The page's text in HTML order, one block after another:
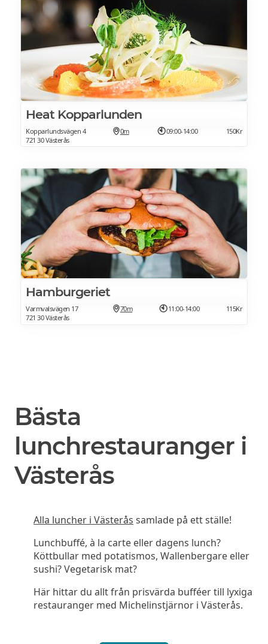
Heat Kopparlunden
Kopparlundsvägen 4
721 30 Västerås
0m 09:00-14:00 150Kr
Hamburgeriet
Varmvalsvägen 17
721 30 Västerås
70m 11:00-14:00 115Kr
Bästa
lunchrestauranger i
Västerås
Alla luncher i Västerås samlade på ett ställe!
Lunchbuffé, à la carte eller dagens lunch?
Köttbullar med potatismos, Wallenbergare eller
sushi? Vegetarisk mat?
Här hittar du allt från prisvärda bufféer till lyxiga
restauranger med Michelinstjärnor i Västerås.